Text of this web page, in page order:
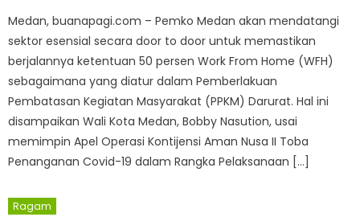
Medan, buanapagi.com – Pemko Medan akan mendatangi
sektor esensial secara door to door untuk memastikan
berjalannya ketentuan 50 persen Work From Home (WFH)
sebagaimana yang diatur dalam Pemberlakuan
Pembatasan Kegiatan Masyarakat (PPKM) Darurat. Hal ini
disampaikan Wali Kota Medan, Bobby Nasution, usai
memimpin Apel Operasi Kontijensi Aman Nusa II Toba
Penanganan Covid-19 dalam Rangka Pelaksanaan […]
Ragam